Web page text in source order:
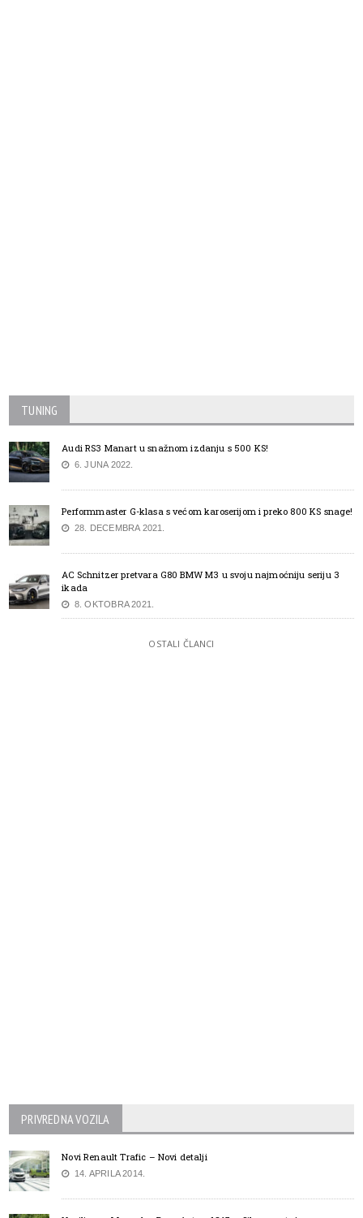
TUNING
Audi RS3 Manart u snažnom izdanju s 500 KS!
6. JUNA 2022.
Performmaster G-klasa s većom karoserijom i preko 800 KS snage!
28. DECEMBRA 2021.
AC Schnitzer pretvara G80 BMW M3 u svoju najmoćniju seriju 3
ikada
8. OKTOBRA 2021.
OSTALI ČLANCI
PRIVREDNA VOZILA
Novi Renault Trafic – Novi detalji
14. APRILA 2014.